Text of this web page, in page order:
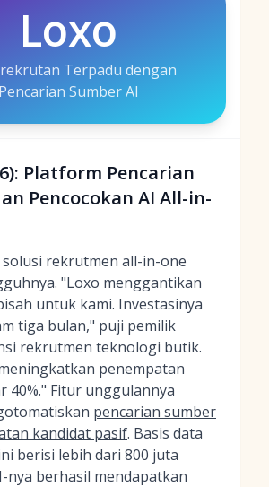
Loxo
Terpadu dengan
Pencarian Sumber AI
Platform Pencarian
Pencocokan AI All-in-
solusi rekrutmen all-in-one
"Loxo menggantikan
untuk kami. Investasinya
tiga bulan," puji pemilik
rekrutmen teknologi butik.
penempatan
40%." Fitur unggulannya
pencarian sumber
kandidat pasif. Basis data
berisi lebih dari 800 juta
nya berhasil mendapatkan